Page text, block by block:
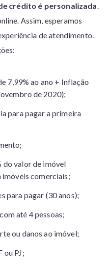
crédito é personalizada
Assim, esperamos
de atendimento.
7,99% ao ano + Inflação
de 2020);
para pagar a primeira
do valor de imóvel
imóveis comerciais;
para pagar (30 anos);
até 4 pessoas;
ou danos ao imóvel;
ou PJ;